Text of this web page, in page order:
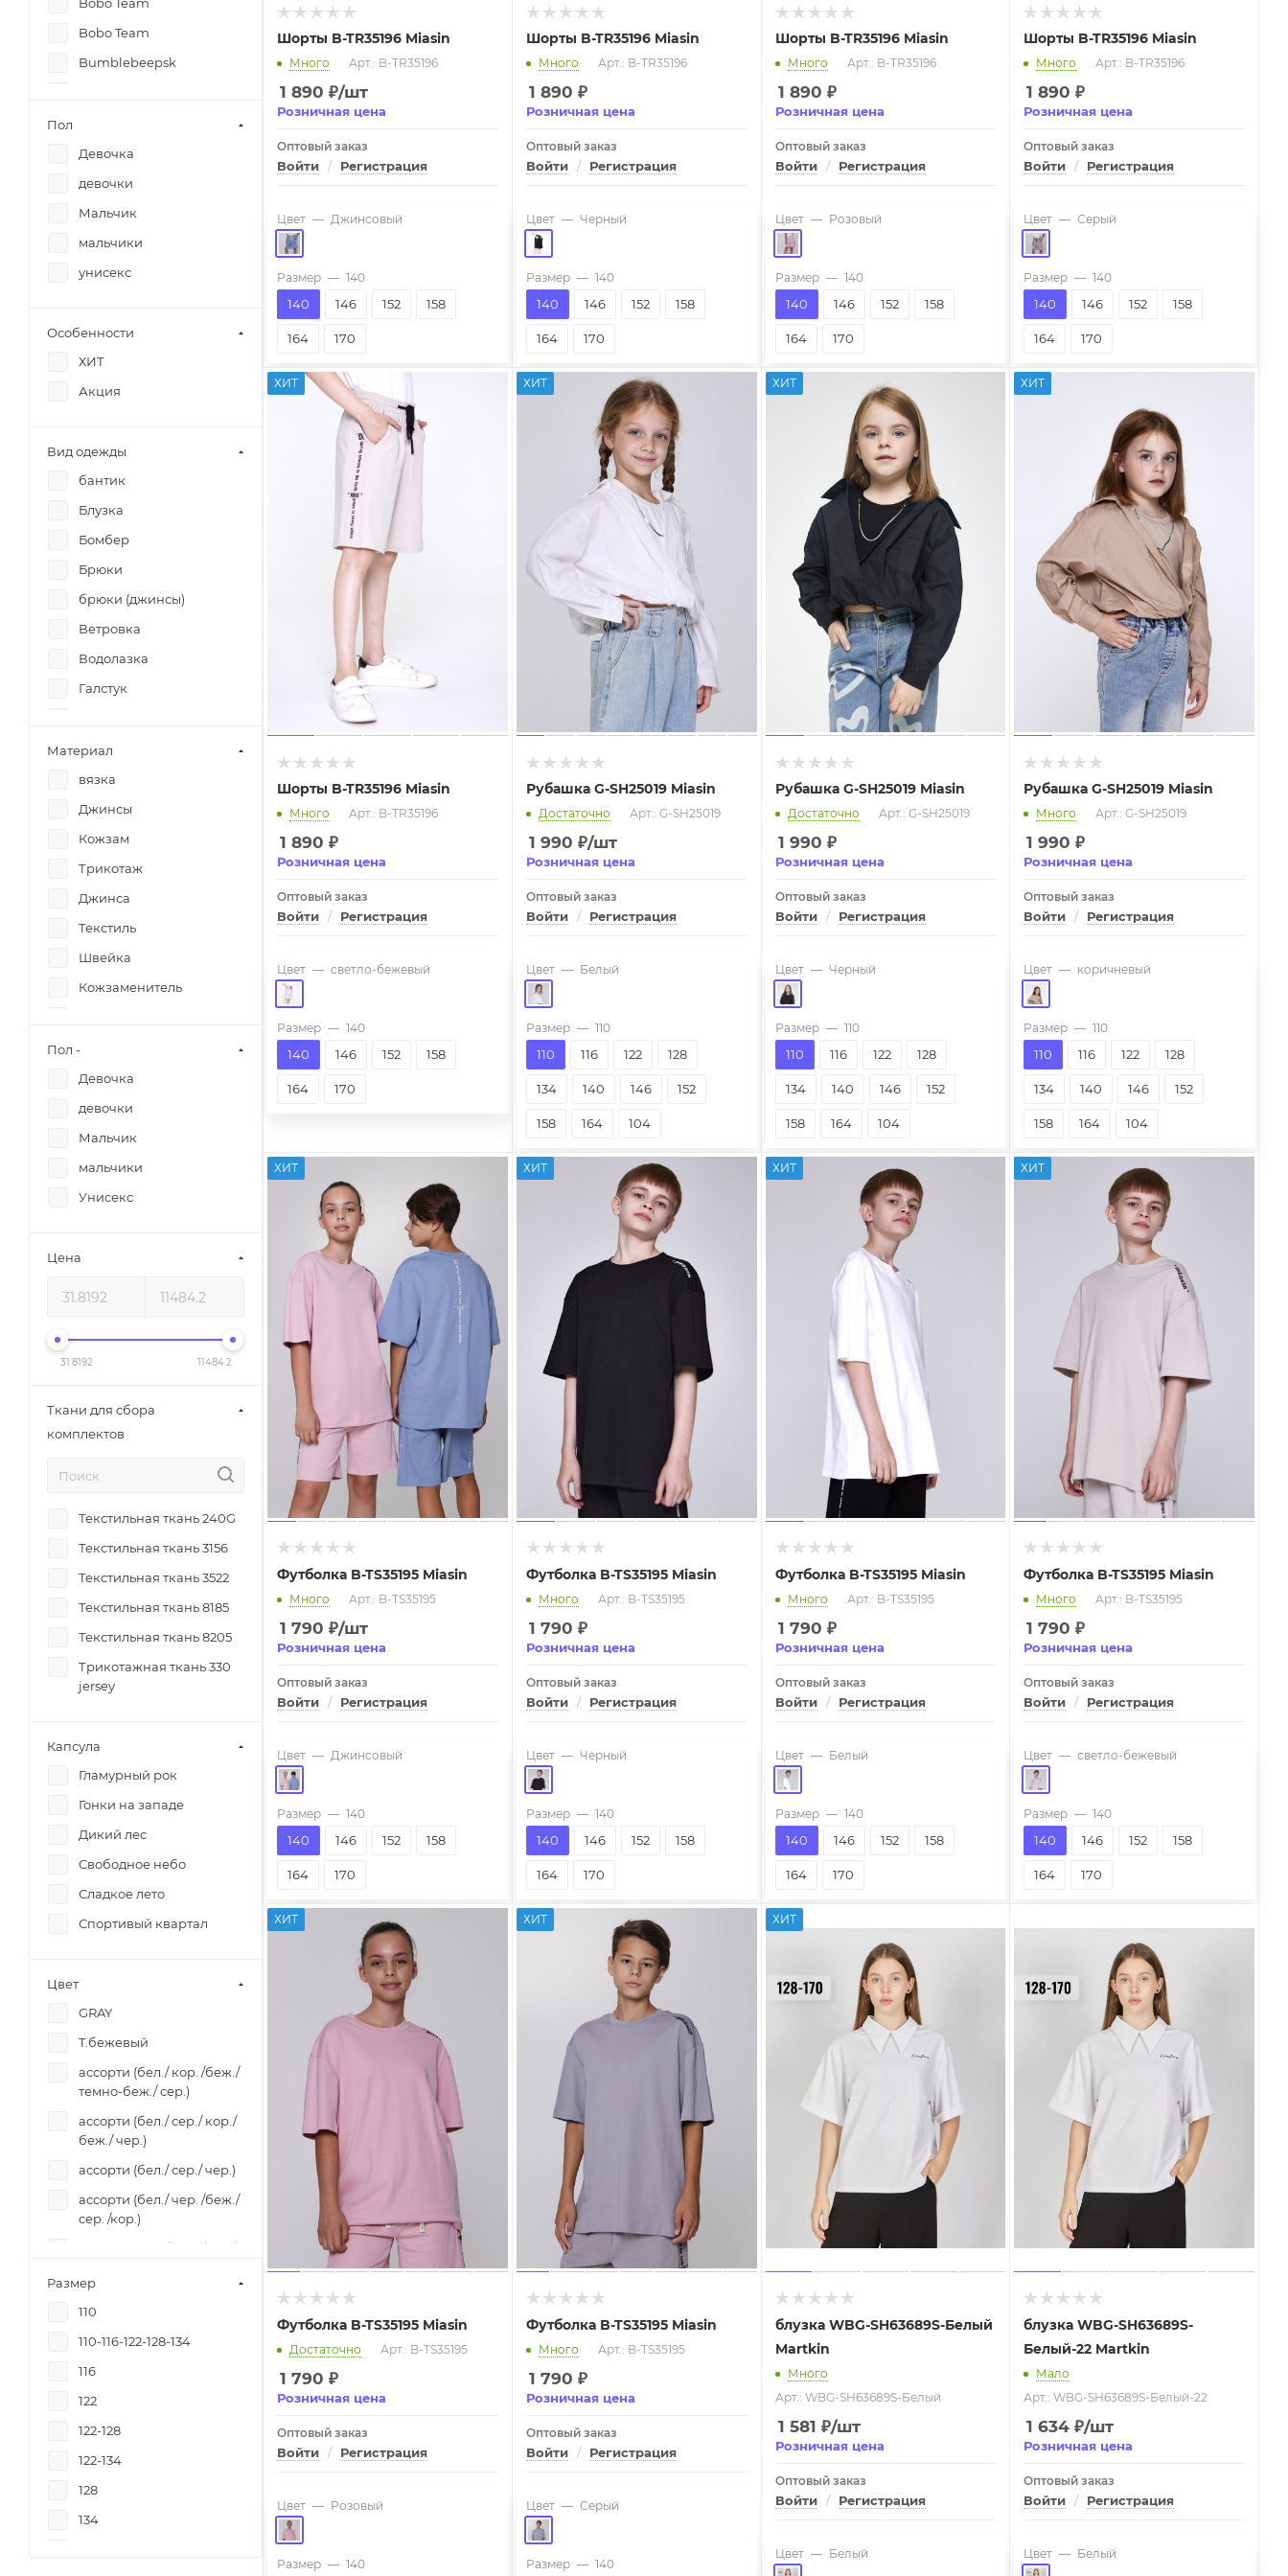
Шорты B-TR35196 Miasin
Много Арт.: B-TR35196
1 890 ₽/шт
Розничная цена
Оптовый заказ
Войти / Регистрация
Цвет — Джинсовый
Размер — 140
140 146 152 158
164 170
Шорты B-TR35196 Miasin
Много Арт.: B-TR35196
1 890 ₽
Розничная цена
Оптовый заказ
Войти / Регистрация
Цвет — Черный
Размер — 140
140 146 152 158
164 170
Шорты B-TR35196 Miasin
Много Арт.: B-TR35196
1 890 ₽
Розничная цена
Оптовый заказ
Войти / Регистрация
Цвет — Розовый
Размер — 140
140 146 152 158
164 170
Шорты B-TR35196 Miasin
Много Арт.: B-TR35196
1 890 ₽
Розничная цена
Оптовый заказ
Войти / Регистрация
Цвет — Серый
Размер — 140
140 146 152 158
164 170
ХИТ
Шорты B-TR35196 Miasin
Много Арт.: B-TR35196
1 890 ₽
Розничная цена
Оптовый заказ
Войти / Регистрация
Цвет — светло-бежевый
Размер — 140
140 146 152 158
164 170
ХИТ
Рубашка G-SH25019 Miasin
Достаточно Арт.: G-SH25019
1 990 ₽/шт
Розничная цена
Оптовый заказ
Войти / Регистрация
Цвет — Белый
Размер — 110
110 116 122 128
134 140 146 152
158 164 104
ХИТ
Рубашка G-SH25019 Miasin
Достаточно Арт.: G-SH25019
1 990 ₽
Розничная цена
Оптовый заказ
Войти / Регистрация
Цвет — Черный
Размер — 110
110 116 122 128
134 140 146 152
158 164 104
ХИТ
Рубашка G-SH25019 Miasin
Много Арт.: G-SH25019
1 990 ₽
Розничная цена
Оптовый заказ
Войти / Регистрация
Цвет — коричневый
Размер — 110
110 116 122 128
134 140 146 152
158 164 104
ХИТ
Футболка B-TS35195 Miasin
Много Арт.: B-TS35195
1 790 ₽/шт
Розничная цена
Оптовый заказ
Войти / Регистрация
Цвет — Джинсовый
Размер — 140
140 146 152 158
164 170
ХИТ
Футболка B-TS35195 Miasin
Много Арт.: B-TS35195
1 790 ₽
Розничная цена
Оптовый заказ
Войти / Регистрация
Цвет — Черный
Размер — 140
140 146 152 158
164 170
ХИТ
Футболка B-TS35195 Miasin
Много Арт.: B-TS35195
1 790 ₽
Розничная цена
Оптовый заказ
Войти / Регистрация
Цвет — Белый
Размер — 140
140 146 152 158
164 170
ХИТ
Футболка B-TS35195 Miasin
Много Арт.: B-TS35195
1 790 ₽
Розничная цена
Оптовый заказ
Войти / Регистрация
Цвет — светло-бежевый
Размер — 140
140 146 152 158
164 170
ХИТ
Футболка B-TS35195 Miasin
Достаточно Арт.: B-TS35195
1 790 ₽
Розничная цена
Оптовый заказ
Войти / Регистрация
Цвет — Розовый
Размер — 140
ХИТ
Футболка B-TS35195 Miasin
Много Арт.: B-TS35195
1 790 ₽
Розничная цена
Оптовый заказ
Войти / Регистрация
Цвет — Серый
Размер — 140
ХИТ
блузка WBG-SH63689S-Белый
Martkin
Много
Арт.: WBG-SH63689S-Белый
1 581 ₽/шт
Розничная цена
Оптовый заказ
Войти / Регистрация
Цвет — Белый
блузка WBG-SH63689S-
Белый-22 Martkin
Мало
Арт.: WBG-SH63689S-Белый-22
1 634 ₽/шт
Розничная цена
Оптовый заказ
Войти / Регистрация
Цвет — Белый
Bobo Team
Bumblebeepsk
Crockid
Crockid
Crockid
Crockid
De Salitto
Deloras
Deloras
Deloras
Eurokids
Eurokids
Eurokids
EWA
Fashion mix
FashionTEEN
FashionTEEN
ForTeen14
Funny Yanny
Girlstory
Girlstory
Girlstory
IQ Kids
Iris
Jimmy
Kanz
Kapusta Junior
Kapusta Junior
Kapusta Junior
Keen teen
Keen teen
Krutyshka
Krutyshka
Levin Force
Marka
Marka
Marka
Marka
Marka
Miasin
Miasin
Miasin
MTILSIT
Multi boom
Multi boom
Multi boom
Multi boom
Real Young
RIKKI-TIKKI
Sabotage
Sabotage
Ski
Sonĝo
Stilini
Sunday
Super дети
Sweet Berry
TRENDY HALL
VитаМикс
Yalta kids
Z-generation
Пол
Девочка
девочки
Мальчик
мальчики
унисекс
Особенности
ХИТ
Акция
Вид одежды
бантик
Блузка
Бомбер
Брюки
брюки (джинсы)
Ветровка
Водолазка
Галстук
Гольфы
Демпер
Джемпер
Джинсы
Джорты
докер
Жилет
Кардиган
Кепка
Куртка
Лонгслив
Лосины
Майка
Носки
Олимпийка
Пиджак
Ремень
свитер
Свитшот
сумка
Толстовка на молнии
Футболка
фуфайка
Худи
Шарф
Шорты
Материал
вязка
Джинсы
Кожзам
Трикотаж
Джинса
Текстиль
Швейка
Кожзаменитель
Кожзаменитель+текстиль
комбинированный
Пол -
Девочка
девочки
Мальчик
мальчики
Унисекс
Цена
31.8192 11484.2
Ткани для сбора
комплектов
Текстильная ткань 240G
Текстильная ткань 3156
Текстильная ткань 3522
Текстильная ткань 8185
Текстильная ткань 8205
Трикотажная ткань 330
jersey
Капсула
Гламурный рок
Гонки на западе
Дикий лес
Свободное небо
Сладкое лето
Спортивый квартал
Цвет
GRAY
T.бежевый
ассорти (бел./ кор. /беж./
темно-беж./ сер.)
ассорти (бел./ сер./ кор./
беж./ чер.)
ассорти (бел./ сер./ чер.)
ассорти (бел./ чер. /беж./
сер. /кор.)
черный)
ассорти (коричневый/
розовый)
ассорти (коричневый/
коричневый)
ассорти (черный)
Размер
110
110-116-122-128-134
116
122
122-128
122-134
128
134